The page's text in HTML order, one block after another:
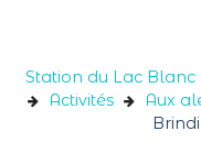
Station du Lac Blanc
Activités
Aux